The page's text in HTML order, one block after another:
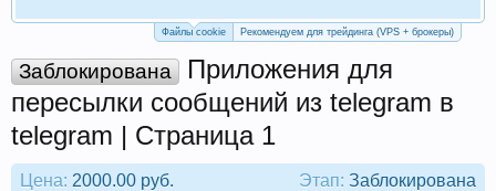
Файлы cookie Рекомендуем для трейдинга (VPS + брокеры)
Заблокирована
Приложения для
пересылки сообщений из telegram в
telegram | Страница 1
Этап: Заблокирована
Цена: 2000.00 руб.